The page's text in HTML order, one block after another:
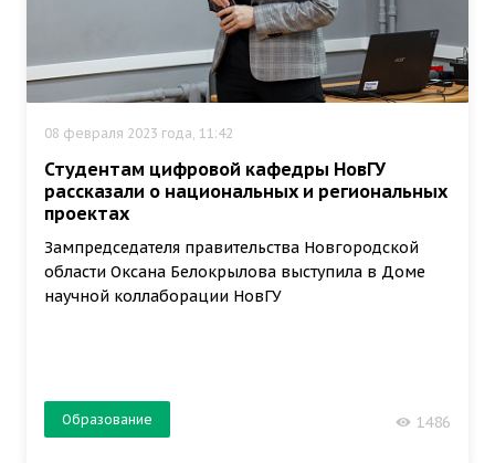
08 февраля 2023 года, 11:42
Студентам цифровой кафедры НовГУ
рассказали о национальных и региональных
проектах
Зампредседателя правительства Новгородской
области Оксана Белокрылова выступила в Доме
научной коллаборации НовГУ
Образование 1486